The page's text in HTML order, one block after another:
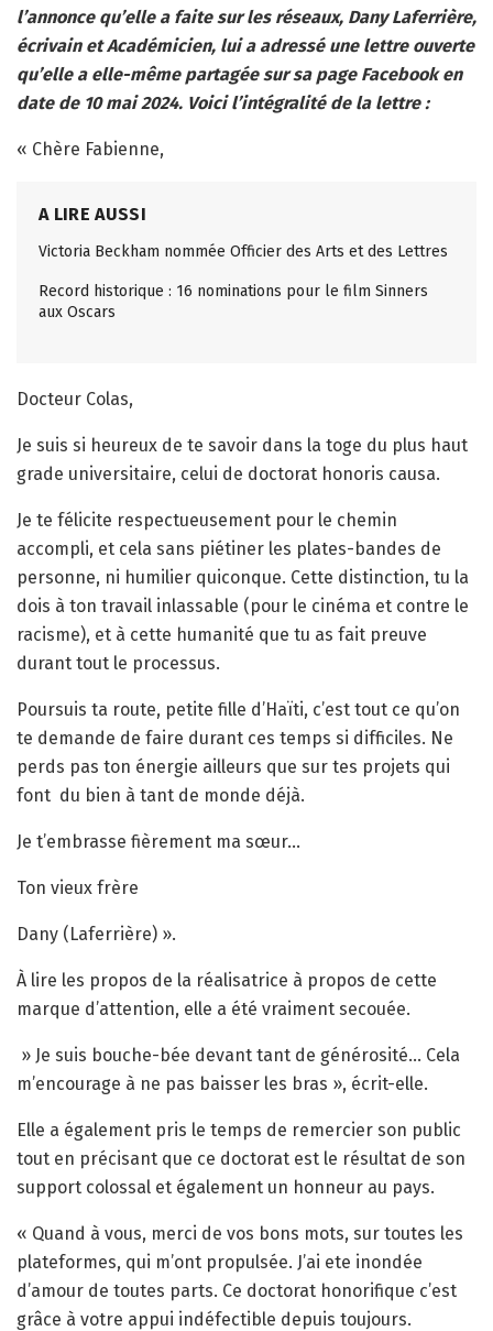
l’annonce qu’elle a faite sur les réseaux, Dany Laferrière,
écrivain et Académicien, lui a adressé une lettre ouverte
qu’elle a elle-même partagée sur sa page Facebook en
date de 10 mai 2024. Voici l’intégralité de la lettre :
« Chère Fabienne,
A LIRE AUSSI
Victoria Beckham nommée Officier des Arts et des Lettres
Record historique : 16 nominations pour le film Sinners
aux Oscars
Docteur Colas,
Je suis si heureux de te savoir dans la toge du plus haut
grade universitaire, celui de doctorat honoris causa.
Je te félicite respectueusement pour le chemin
accompli, et cela sans piétiner les plates-bandes de
personne, ni humilier quiconque. Cette distinction, tu la
dois à ton travail inlassable (pour le cinéma et contre le
racisme), et à cette humanité que tu as fait preuve
durant tout le processus.
Poursuis ta route, petite fille d’Haïti, c’est tout ce qu’on
te demande de faire durant ces temps si difficiles. Ne
perds pas ton énergie ailleurs que sur tes projets qui
font du bien à tant de monde déjà.
Je t’embrasse fièrement ma sœur…
Ton vieux frère
Dany (Laferrière) ».
À lire les propos de la réalisatrice à propos de cette
marque d’attention, elle a été vraiment secouée.
» Je suis bouche-bée devant tant de générosité… Cela
m’encourage à ne pas baisser les bras », écrit-elle.
Elle a également pris le temps de remercier son public
tout en précisant que ce doctorat est le résultat de son
support colossal et également un honneur au pays.
« Quand à vous, merci de vos bons mots, sur toutes les
plateformes, qui m’ont propulsée. J’ai ete inondée
d’amour de toutes parts. Ce doctorat honorifique c’est
grâce à votre appui indéfectible depuis toujours.